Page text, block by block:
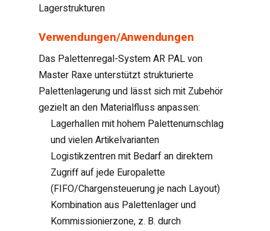
Lagerstrukturen
Verwendungen/Anwendungen
Das Palettenregal-System AR PAL von
Master Raxe unterstützt strukturierte
Palettenlagerung und lässt sich mit Zubehör
gezielt an den Materialfluss anpassen:
Lagerhallen mit hohem Palettenumschlag
und vielen Artikelvarianten
Logistikzentren mit Bedarf an direktem
Zugriff auf jede Europalette
(FIFO/Chargensteuerung je nach Layout)
Kombination aus Palettenlager und
Kommissionierzone, z. B. durch